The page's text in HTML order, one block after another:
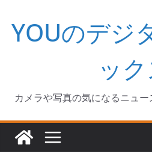
キ
YOUのデジ
ッ
カメラや写真の気になるニュ